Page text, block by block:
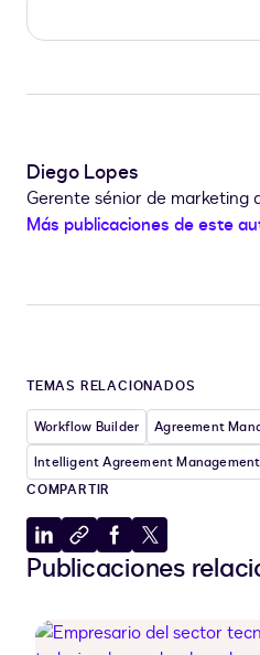
Diego Lopes
Gerente sénior de marketing
Más publicaciones de este
TEMAS RELACIONADOS
Workflow Builder
Agreement
Intelligent Agreement Management
COMPARTIR
Compartir
en
Copiar
al
Compartir
en
Compartir
en
Publicaciones